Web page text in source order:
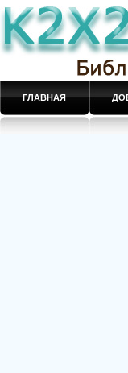
ГЛАВНАЯ